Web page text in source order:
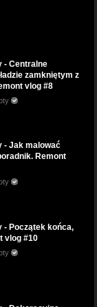
- Centralne
zamkniętym z
vlog #8
- Jak malować
Remont
- Początek końca,
vlog #10